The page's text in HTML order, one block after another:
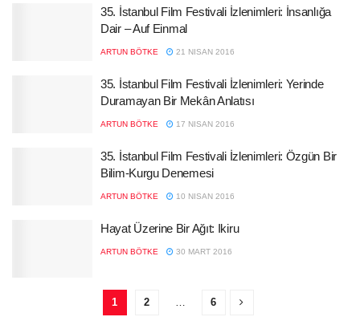
35. İstanbul Film Festivali İzlenimleri: İnsanlığa
Dair – Auf Einmal
ARTUN BÖTKE 21 NISAN 2016
35. İstanbul Film Festivali İzlenimleri: Yerinde
Duramayan Bir Mekân Anlatısı
ARTUN BÖTKE 17 NISAN 2016
35. İstanbul Film Festivali İzlenimleri: Özgün Bir
Bilim-Kurgu Denemesi
ARTUN BÖTKE 10 NISAN 2016
Hayat Üzerine Bir Ağıt: Ikiru
ARTUN BÖTKE 30 MART 2016
1 2 6